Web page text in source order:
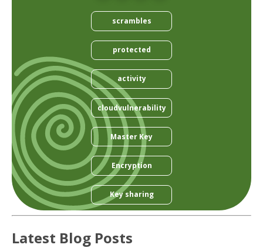
scrambles
protected
activity
cloudvulnerability
Master Key
Encryption
Key sharing
Latest Blog Posts